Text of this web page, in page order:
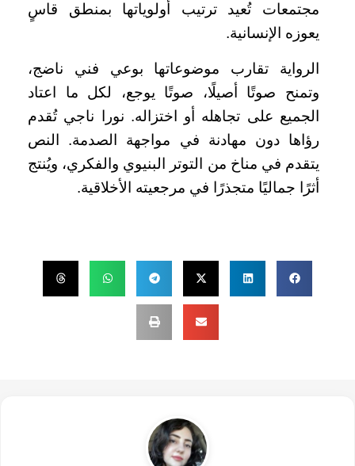
مجتمعات تُعيد ترتيب أولوياتها بمنطق قاسٍ
يعوزه الإنسانية.
الرواية تقارب موضوعاتها بوعي فني ناضج،
وتمنح صوتًا أصيلًا، صوتًا يوجع، لكل ما اعتاد
الجميع على تجاهله أو اختزاله. نورا ناجي تُقدم
رؤاها دون مهادنة في مواجهة الصدمة. النص
يتقدم في مناخ من التوتر البنيوي والفكري، ويُنتج
أثرًا جماليًا متجذرًا في مرجعيته الأخلاقية.